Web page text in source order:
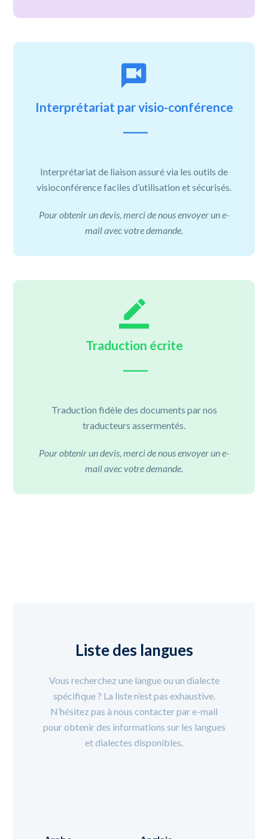
Interprétariat par visio-conférence
Interprétariat de liaison assuré via les outils de
visioconférence faciles d’utilisation et sécurisés.
Pour obtenir un devis, merci de nous envoyer un e-
mail avec votre demande.
Traduction écrite
Traduction fidèle des documents par nos
traducteurs assermentés.
Pour obtenir un devis, merci de nous envoyer un e-
mail avec votre demande.
Liste des langues
Vous recherchez une langue ou un dialecte
spécifique ? La liste n’est pas exhaustive.
N’hésitez pas à nous contacter par e-mail
pour obtenir des informations sur les langues
et dialectes disponibles.